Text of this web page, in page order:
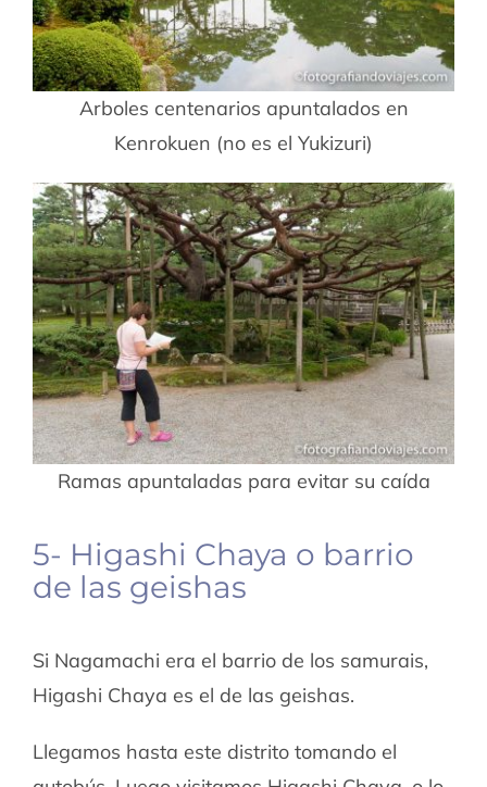
Arboles centenarios apuntalados en
Kenrokuen (no es el Yukizuri)
Ramas apuntaladas para evitar su caída
5- Higashi Chaya o barrio
de las geishas
Si Nagamachi era el barrio de los samurais,
Higashi Chaya es el de las geishas.
Llegamos hasta este distrito tomando el